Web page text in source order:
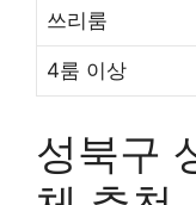
쓰리룸
4룸 이상
성북구